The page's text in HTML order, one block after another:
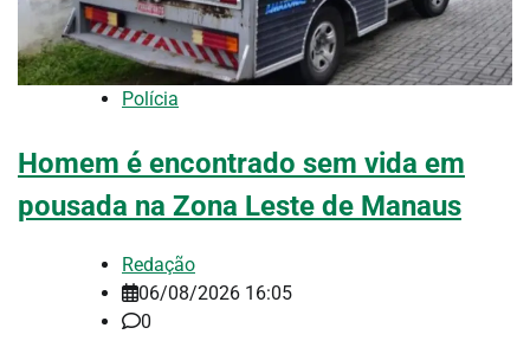
Polícia
Homem é encontrado sem vida em
pousada na Zona Leste de Manaus
Redação
06/08/2026 16:05
0